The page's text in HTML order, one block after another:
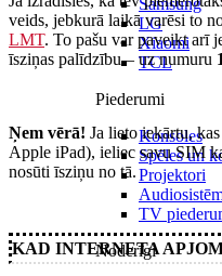
LG
Xiaomi
TCL
Piederumi
Konsoles
Spēles un
Projektori
TV
Noderīgi
veids, jebkurā laikā varēsi to
LMT. To pašu var paveikt arī
īsziņas palīdzību – uz numuru
Ņem vērā! Ja lieto iekārtu,
Apple iPad), ieliec savu SIM
nosūti īsziņu no tā.
KAD INTERNETA